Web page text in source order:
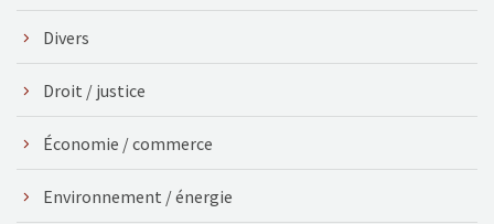
Divers
Droit / justice
Économie / commerce
Environnement / énergie